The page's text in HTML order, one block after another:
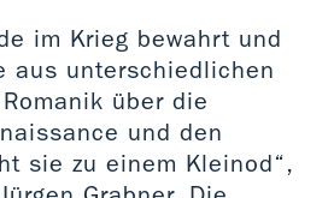
im Krieg bewahrt und
aus unterschiedlichen
über die
und den
sie zu einem Kleinod“,